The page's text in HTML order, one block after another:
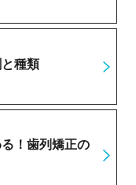
種類
！歯列矯正の